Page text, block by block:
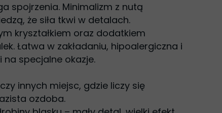
spojrzenia. Minimalizm z nutą
że siła tkwi w detalach.
kryształkiem oraz dodatkiem
Łatwa w zakładaniu, hipoalergiczna i
na specjalne okazje.
innych miejsc, gdzie liczy się
ozdoba.